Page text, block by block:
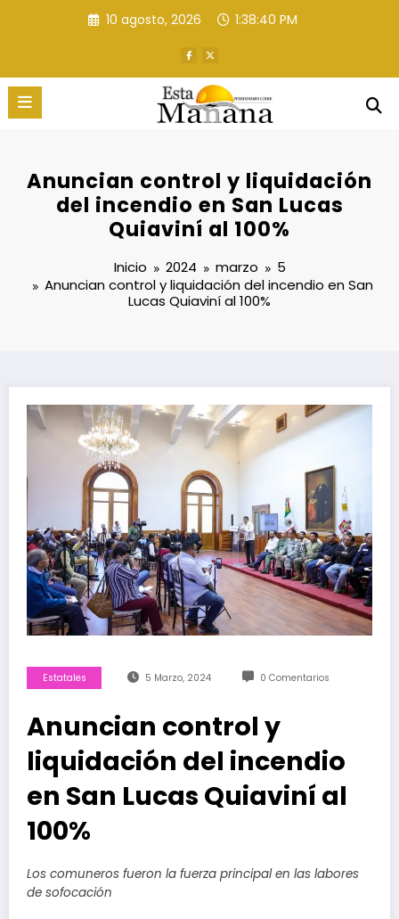
10 agosto, 2026 1:38:41 PM
Anuncian control y liquidación
del incendio en San Lucas
Quiaviní al 100%
Inicio 2024 marzo
5
Anuncian control y liquidación del incendio en San
Lucas Quiaviní al 100%
Estatales 5 Marzo, 2024 0 Comentarios
Anuncian control y
liquidación del incendio
en San Lucas Quiaviní al
100%
Los comuneros fueron la fuerza principal en las labores
de sofocación